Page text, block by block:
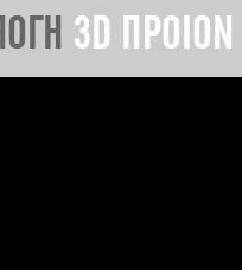
3D ΠΡΟΙΟΝ